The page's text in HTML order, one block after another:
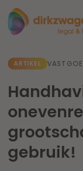
Expertises
Fiscaal
Arbeid &
Artikelen
Klantcases
Events
Specialisten
Over ons
ARTIKEL
gebruik!